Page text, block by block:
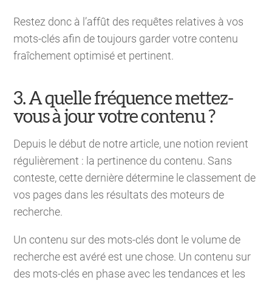
Restez donc à l’affût des requêtes relatives à vos
mots-clés afin de toujours garder votre contenu
fraîchement optimisé et pertinent.
3. A quelle fréquence mettez-
vous à jour votre contenu ?
Depuis le début de notre article, une notion revient
régulièrement : la pertinence du contenu. Sans
conteste, cette dernière détermine le classement de
vos pages dans les résultats des moteurs de
recherche.
Un contenu sur des mots-clés dont le volume de
recherche est avéré est une chose. Un contenu sur
des mots-clés en phase avec les tendances et les